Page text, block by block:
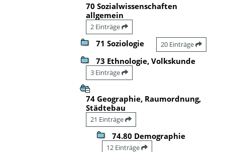
70 Sozialwissenschaften
allgemein
2 Einträge
71 Soziologie 20 Einträge
73 Ethnologie, Volkskunde
3 Einträge
74 Geographie, Raumordnung,
Städtebau
21 Einträge
74.80 Demographie
12 Einträge